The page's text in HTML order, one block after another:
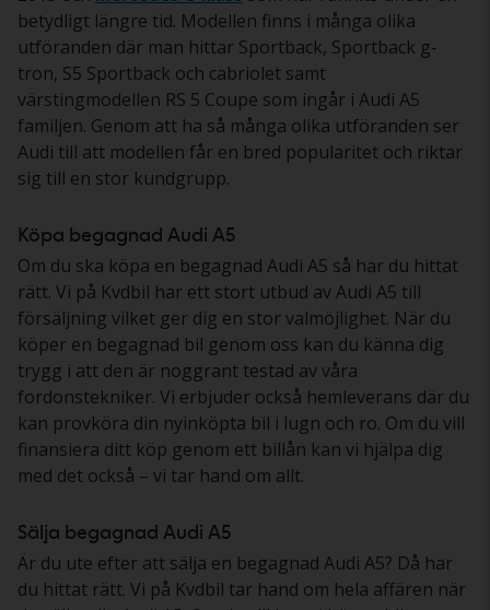
betydligt längre tid. Modellen finns i många olika
utföranden där man hittar Sportback, Sportback g-
tron, S5 Sportback och cabriolet samt
värstingmodellen RS 5 Coupe som ingår i Audi A5
familjen. Genom att ha så många olika utföranden ser
Audi till att modellen får en bred popularitet och riktar
sig till en stor kundgrupp.
Köpa begagnad Audi A5
Om du ska köpa en begagnad Audi A5 så har du hittat
rätt. Vi på Kvdbil har ett stort utbud av Audi A5 till
försäljning vilket ger dig en stor valmöjlighet. När du
köper en begagnad bil genom oss kan du känna dig
trygg i att den är noggrant testad av våra
fordonstekniker. Vi erbjuder också hemleverans där du
kan provköra din nyinköpta bil i lugn och ro. Om du vill
finansiera ditt köp genom ett billån kan vi hjälpa dig
med det också – vi tar hand om allt.
Sälja begagnad Audi A5
Är du ute efter att sälja en begagnad Audi A5? Då har
du hittat rätt. Vi på Kvdbil tar hand om hela affären när